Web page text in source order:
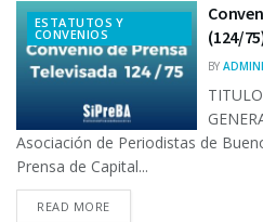
ESTATUTOS Y
CONVENIOS
(124/
BY
Asociación de Periodistas de
Prensa de Capital...
READ MORE